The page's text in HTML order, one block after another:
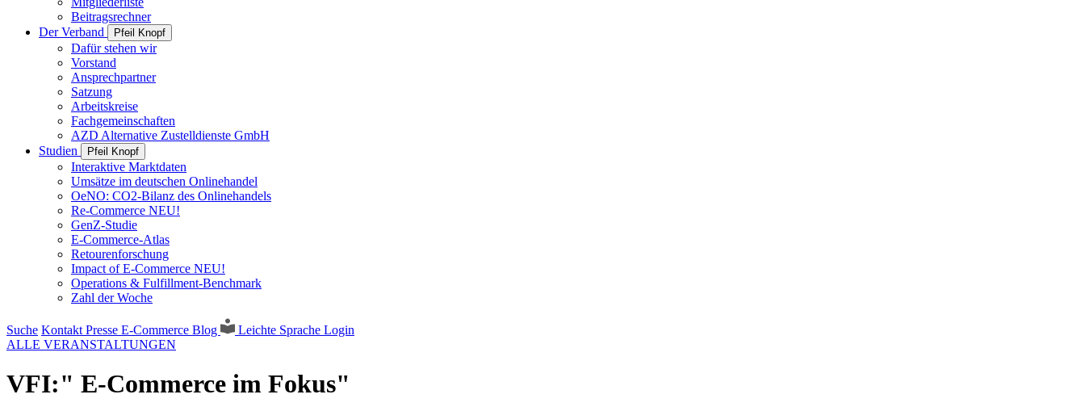
Beitragsrechner
Der Verband
Pfeil Knopf
Dafür stehen wir
Vorstand
Ansprechpartner
Satzung
Arbeitskreise
Fachgemeinschaften
AZD Alternative Zustelldienste GmbH
Studien
Pfeil Knopf
Interaktive Marktdaten
Umsätze im deutschen Onlinehandel
OeNO: CO2-Bilanz des Onlinehandels
Re-Commerce NEU!
GenZ-Studie
E-Commerce-Atlas
Retourenforschung
Impact of E-Commerce NEU!
Operations & Fulfillment-Benchmark
Zahl der Woche
Suche Kontakt Presse E-Commerce Blog Leichte Sprache Login
ALLE VERANSTALTUNGEN
VFI:" E-Commerce im Fokus"